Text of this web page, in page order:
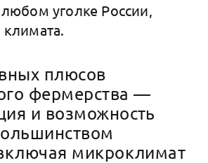
уголке России,
плюсов
фермерства —
и возможность
микроклимат